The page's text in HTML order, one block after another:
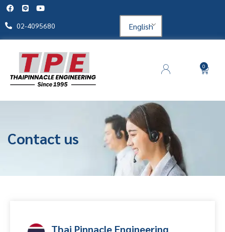
02-4095680 English
0
Contact us
Thai Pinnacle Engineering